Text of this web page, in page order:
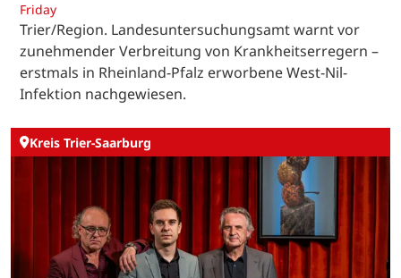
Friday
Trier/Region. Landesuntersuchungsamt warnt vor
zunehmender Verbreitung von Krankheitserregern –
erstmals in Rheinland-Pfalz erworbene West-Nil-
Infektion nachgewiesen.
Kreis Trier-Saarburg